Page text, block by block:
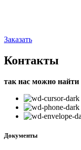
Заказать
Контакты
так нас можно найти
Документы